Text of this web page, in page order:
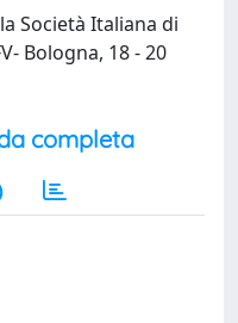
Società Italiana di
Bologna, 18 - 20
completa